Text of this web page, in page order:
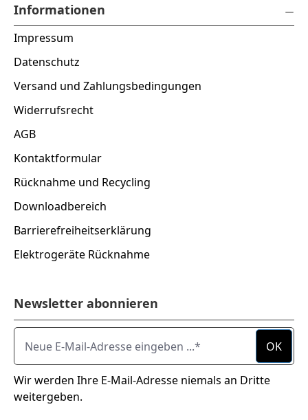
Informationen
Impressum
Datenschutz
Versand und Zahlungsbedingungen
Widerrufsrecht
AGB
Kontaktformular
Rücknahme und Recycling
Downloadbereich
Barrierefreiheitserklärung
Elektrogeräte Rücknahme
Newsletter abonnieren
Neue E-Mail-Adresse eingeben ...
OK
Wir werden Ihre E-Mail-Adresse niemals an Dritte
weitergeben.